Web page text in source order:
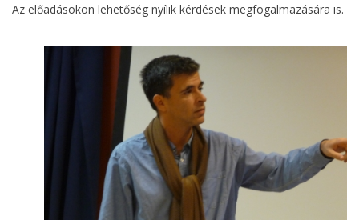
Az előadásokon lehetőség nyílik kérdések megfogalmazására is.